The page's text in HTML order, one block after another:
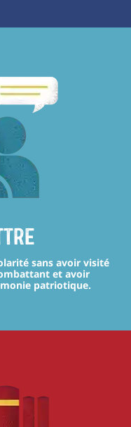
sans avoir visité
et avoir
patriotique.